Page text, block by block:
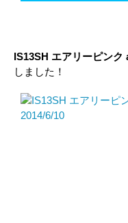
IS13SH エアリーピンク
しました！